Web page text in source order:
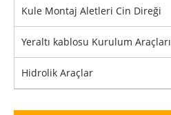
Kule Montaj Aletleri Cin Direği
Yeraltı kablosu Kurulum Araçları
Hidrolik Araçlar